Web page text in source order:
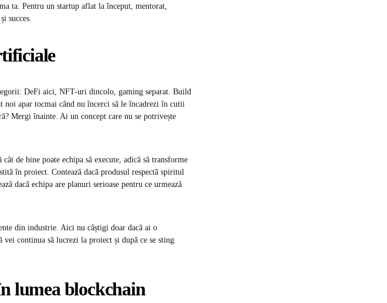
ta. Pentru un startup aflat la început, mentorat,
succes.
DeFi aici, NFT-uri dincolo, gaming separat. Build
noi apar tocmai când nu încerci să le încadrezi în cutii
Mergi înainte. Ai un concept care nu se potrivește
de bine poate echipa să execute, adică să transforme
în proiect. Contează dacă produsul respectă spiritul
dacă echipa are planuri serioase pentru ce urmează
din industrie. Aici nu câștigi doar dacă ai o
vei continua să lucrezi la proiect și după ce se sting
lumea blockchain